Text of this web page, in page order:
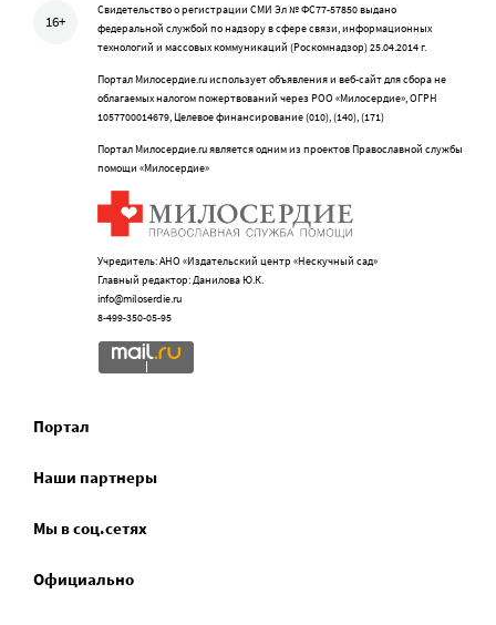
16+
Свидетельство о регистрации СМИ Эл № ФС77-57850 выдано
федеральной службой по надзору в сфере связи, информационных
технологий и массовых коммуникаций (Роскомнадзор) 25.04.2014 г.
Портал Милосердие.ru использует объявления и веб-сайт для сбора не
облагаемых налогом пожертвований через РОО «Милосердие», ОГРН
1057700014679, Целевое финансирование (010), (140), (171)
Портал Милосердие.ru является одним из проектов Православной службы
помощи «Милосердие»
Учредитель: АНО «Издательский центр «Нескучный сад»
Главный редактор: Данилова Ю.К.
info@miloserdie.ru
8-499-350-05-95
Портал
Наши партнеры
Мы в соц.сетях
Официально